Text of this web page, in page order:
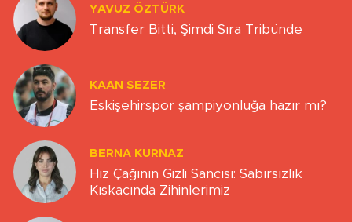
YAVUZ ÖZTÜRK
Transfer Bitti, Şimdi Sıra Tribünde
KAAN SEZER
Eskişehirspor şampiyonluğa hazır mı?
BERNA KURNAZ
Hız Çağının Gizli Sancısı: Sabırsızlık
Kıskacında Zihinlerimiz